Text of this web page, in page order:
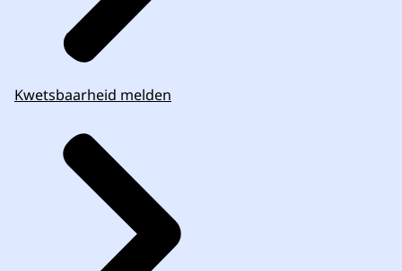
Kwetsbaarheid melden